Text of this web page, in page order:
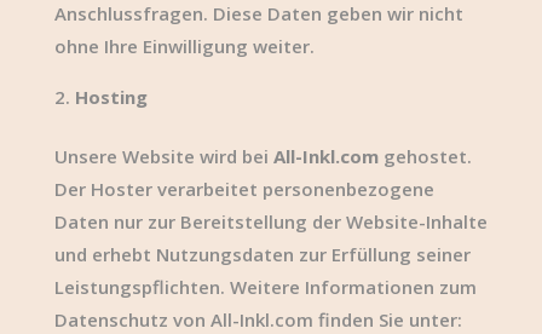
Anschlussfragen. Diese Daten geben wir nicht
ohne Ihre Einwilligung weiter.
Hosting
Unsere Website wird bei All-Inkl.comgehostet.
Der Hoster verarbeitet personenbezogene
Daten nur zur Bereitstellung der Website-Inhalte
und erhebt Nutzungsdaten zur Erfüllung seiner
Leistungspflichten. Weitere Informationen zum
Datenschutz von All-Inkl.com finden Sie unter: